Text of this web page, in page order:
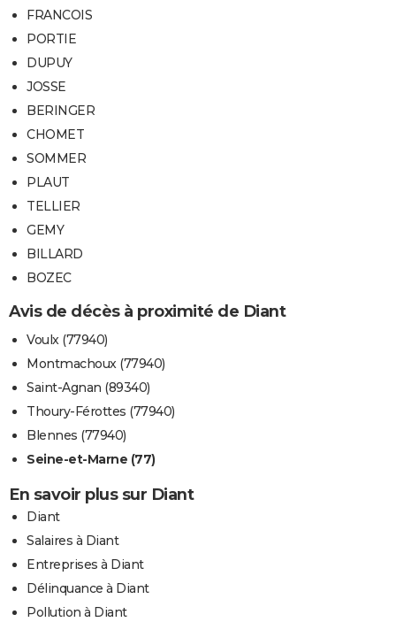
FRANCOIS
PORTIE
DUPUY
JOSSE
BERINGER
CHOMET
SOMMER
PLAUT
TELLIER
GEMY
BILLARD
BOZEC
Avis de décès à proximité de Diant
Voulx (77940)
Montmachoux (77940)
Saint-Agnan (89340)
Thoury-Férottes (77940)
Blennes (77940)
Seine-et-Marne (77)
En savoir plus sur Diant
Diant
Salaires à Diant
Entreprises à Diant
Délinquance à Diant
Pollution à Diant